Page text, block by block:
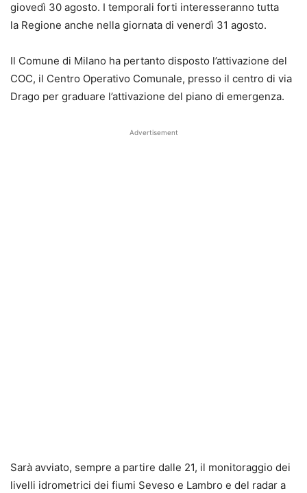
giovedì 30 agosto. I temporali forti interesseranno tutta
la Regione anche nella giornata di venerdì 31 agosto.
Il Comune di Milano ha pertanto disposto l’attivazione del
COC, il Centro Operativo Comunale, presso il centro di via
Drago per graduare l’attivazione del piano di emergenza.
Advertisement
Sarà avviato, sempre a partire dalle 21, il monitoraggio dei
livelli idrometrici dei fiumi Seveso e Lambro e del radar a